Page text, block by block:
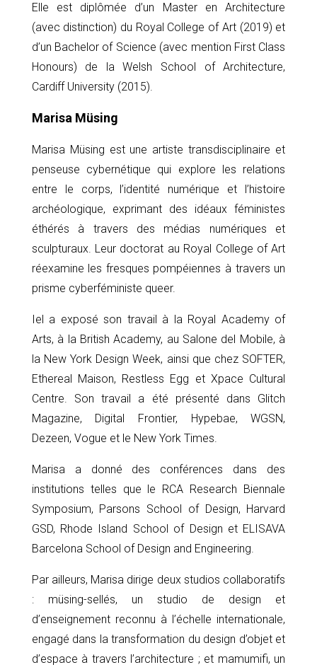
Elle est diplômée d’un Master en Architecture
(avec distinction) du Royal College of Art (2019) et
d’un Bachelor of Science (avec mention First Class
Honours) de la Welsh School of Architecture,
Cardiff University (2015).
Marisa Müsing
Marisa Müsing est une artiste transdisciplinaire et
penseuse cybernétique qui explore les relations
entre le corps, l’identité numérique et l’histoire
archéologique, exprimant des idéaux féministes
éthérés à travers des médias numériques et
sculpturaux. Leur doctorat au Royal College of Art
réexamine les fresques pompéiennes à travers un
prisme cyberféministe queer.
Iel a exposé son travail à la Royal Academy of
Arts, à la British Academy, au Salone del Mobile, à
la New York Design Week, ainsi que chez SOFTER,
Ethereal Maison, Restless Egg et Xpace Cultural
Centre. Son travail a été présenté dans Glitch
Magazine, Digital Frontier, Hypebae, WGSN,
Dezeen, Vogue et le New York Times.
Marisa a donné des conférences dans des
institutions telles que le RCA Research Biennale
Symposium, Parsons School of Design, Harvard
GSD, Rhode Island School of Design et ELISAVA
Barcelona School of Design and Engineering.
Par ailleurs, Marisa dirige deux studios collaboratifs
: müsing-sellés, un studio de design et
d’enseignement reconnu à l’échelle internationale,
engagé dans la transformation du design d’objet et
d’espace à travers l’architecture ; et mamumifi, un